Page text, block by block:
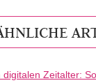
digitalen Zeitalter: